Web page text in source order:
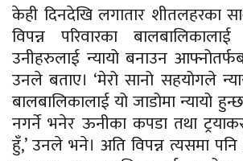
केही दिनदेखि लगातार शीतलहरका
विपन्न परिवारका
उनीहरुलाई न्यायो बनाउन
उनले बताए। ‘मेरो सानो सहयोगले
बालबालिकालाई यो जाडोमा न्यायो
नगर्ने भनेर ऊनीका कपडा तथा
हुँ,’ उनले भने। अति विपन्न त्यसमा